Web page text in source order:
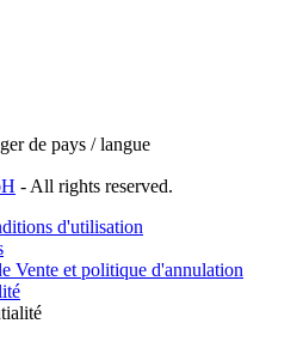
de pays / langue
- All rights reserved.
d'utilisation
Vente et politique d'annulation